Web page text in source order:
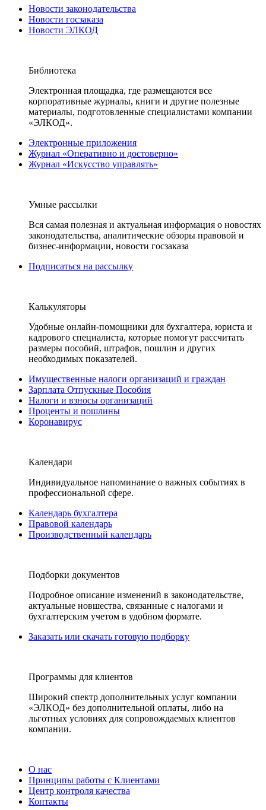
Новости законодательства
Новости госзаказа
Новости ЭЛКОД
Библиотека
Электронная площадка, где размещаются все
корпоративные журналы, книги и другие полезные
материалы, подготовленные специалистами компании
«ЭЛКОД».
Электронные приложения
Журнал «Оперативно и достоверно»
Журнал «Искусство управлять»
Умные рассылки
Вся самая полезная и актуальная информация о новостях
законодательства, аналитические обзоры правовой и
бизнес-информации, новости госзаказа
Подписаться на рассылку
Калькуляторы
Удобные онлайн-помощники для бухгалтера, юриста и
кадрового специалиста, которые помогут рассчитать
размеры пособий, штрафов, пошлин и других
необходимых показателей.
Имущественные налоги организаций и граждан
Зарплата Отпускные Пособия
Налоги и взносы организаций
Проценты и пошлины
Коронавирус
Календари
Индивидуальное напоминание о важных событиях в
профессиональной сфере.
Календарь бухгалтера
Правовой календарь
Производственный календарь
Подборки документов
Подробное описание изменений в законодательстве,
актуальные новшества, связанные с налогами и
бухгалтерским учетом в удобном формате.
Заказать или скачать готовую подборку
Программы для клиентов
Широкий спектр дополнительных услуг компании
«ЭЛКОД» без дополнительной оплаты, либо на
льготных условиях для сопровождаемых клиентов
компании.
О нас
Принципы работы с Клиентами
Центр контроля качества
Контакты